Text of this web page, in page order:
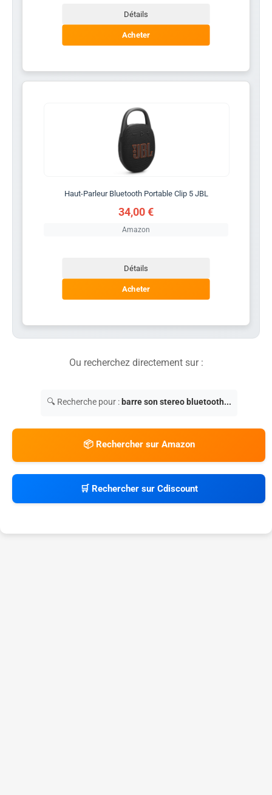
Détails
Acheter
Haut-Parleur Bluetooth Portable Clip 5 JBL
34,00 €
Amazon
Détails
Acheter
Ou recherchez directement sur :
🔍 Recherche pour : barre son stereo bluetooth...
📦 Rechercher sur Amazon
🛒 Rechercher sur Cdiscount